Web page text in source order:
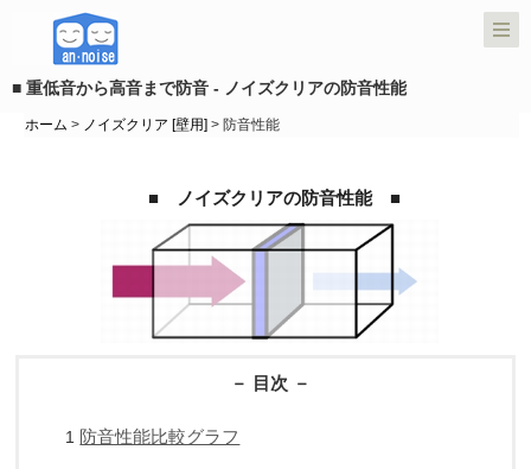
■ 重低音から高音まで防音 - ノイズクリアの防音性能
ホーム > ノイズクリア [壁用] > 防音性能
■ ノイズクリアの防音性能 ■
－ 目次 －
1 防音性能比較グラフ